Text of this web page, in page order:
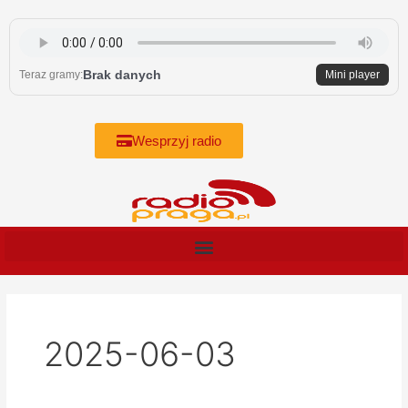
content
Teraz gramy:Brak danych Mini player
Wesprzyj radio
2025-06-03